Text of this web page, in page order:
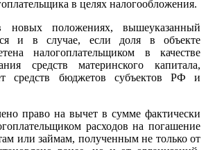
в целях налогообложения.
новых положениях, вышеуказанный
и в случае, если доля в объекте
налогоплательщиком в качестве
средств материнского капитала,
средств бюджетов субъектов РФ и
право на вычет в сумме фактически
расходов на погашение
или займам, полученным не только от